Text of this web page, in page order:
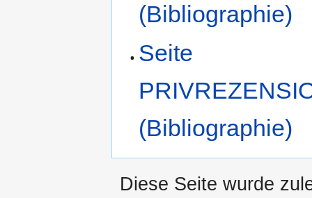
(Bibliographie)
Seite
(Bibliographie)
Diese Seite wurde